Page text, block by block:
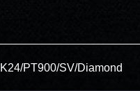
PT900/SV/Diamond